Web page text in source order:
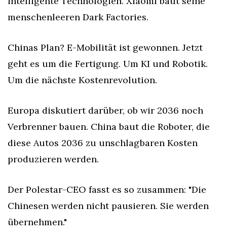
menschenleeren Dark Factories.
Chinas Plan? E-Mobilität ist gewonnen. Jetzt
geht es um die Fertigung. Um KI und Robotik.
Um die nächste Kostenrevolution.
Europa diskutiert darüber, ob wir 2036 noch
Verbrenner bauen. China baut die Roboter, die
diese Autos 2036 zu unschlagbaren Kosten
produzieren werden.
Der Polestar-CEO fasst es so zusammen: "Die
Chinesen werden nicht pausieren. Sie werden
übernehmen."